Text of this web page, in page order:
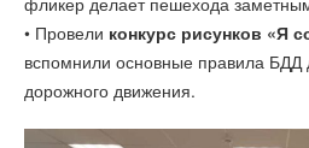
• Провели конкурс рисунков «Я
вспомнили основные правила БДД
дорожного движения.